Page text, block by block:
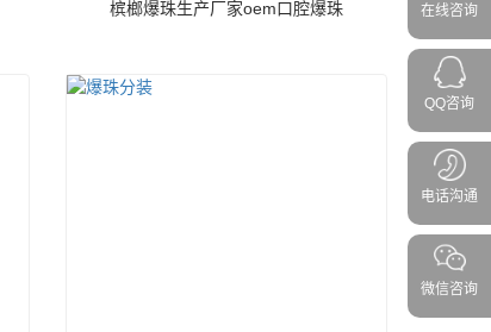
槟榔爆珠生产厂家oem口腔爆珠 在线咨询
QQ咨询
电话沟通
微信咨询